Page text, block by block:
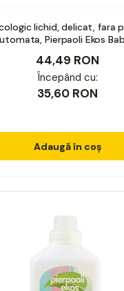
lichid, delicat, fara
Pierpaoli Ekos
44,49 RON
Începând cu:
35,60 RON
Adaugă în coș